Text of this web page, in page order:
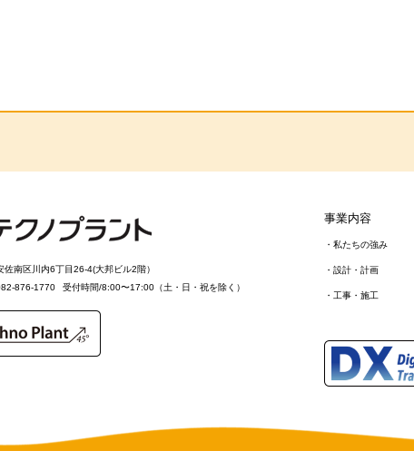
南区川内6丁目26-4(大邦ビル2階）
876-1770 受付時間/8:00〜17:00（土・日・祝を除く）
事業内容
私たちの強み
設計・計画
工事・施工